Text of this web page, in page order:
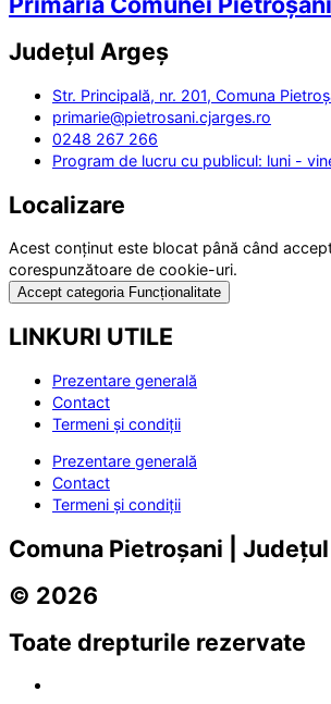
Județul Argeș
Str. Principală, nr. 201, Comuna
primarie@pietrosani.cjarges.ro
0248 267 266
Program de lucru cu publicul: luni -
Localizare
Acest conținut este blocat până când
corespunzătoare de cookie-uri.
Accept categoria Funcționalitate
LINKURI UTILE
Prezentare generală
Contact
Termeni și condiții
Prezentare generală
Contact
Termeni și condiții
Comuna Pietroșani |
© 2026
Toate drepturile rezervate